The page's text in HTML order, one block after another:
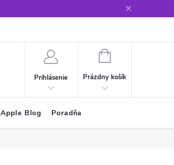
Prihlásenie
NÁKUPNÝ
Prázdny košík
Apple Blog Poradňa